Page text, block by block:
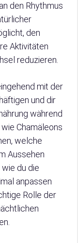
den Rhythmus
den
Aktivitäten
reduzieren.
mit der
und dir
während
Chamäleons
welche
Aussehen
du die
anpassen
Rolle der